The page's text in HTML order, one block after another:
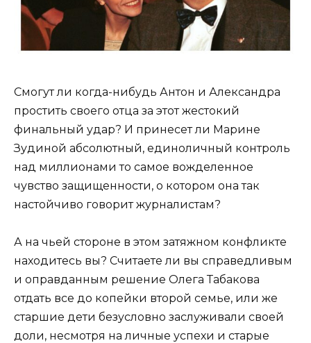
Смогут ли когда-нибудь Антон и Александра
простить своего отца за этот жестокий
финальный удар? И принесет ли Марине
Зудиной абсолютный, единоличный контроль
над миллионами то самое вожделенное
чувство защищенности, о котором она так
настойчиво говорит журналистам?
А на чьей стороне в этом затяжном конфликте
находитесь вы? Считаете ли вы справедливым
и оправданным решение Олега Табакова
отдать все до копейки второй семье, или же
старшие дети безусловно заслуживали своей
доли, несмотря на личные успехи и старые